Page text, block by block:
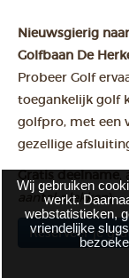
Wij gebruiken
werkt.
webstatistieken,
vriendelijke
Nieuwsgierig
Golfbaan De
Probeer Golf
toegankelijk golf
golfpro, met een
gezellige
Gratis deelname,
aantal plekken).
Reserveer je